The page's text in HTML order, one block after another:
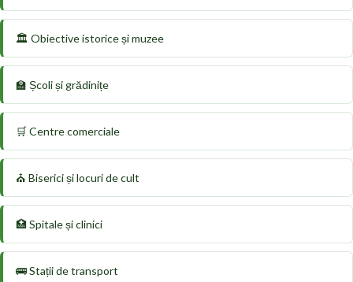
🏛️ Obiective istorice și muzee
🏫 Școli și grădinițe
🛒 Centre comerciale
⛪ Biserici și locuri de cult
🏥 Spitale și clinici
🚌 Stații de transport